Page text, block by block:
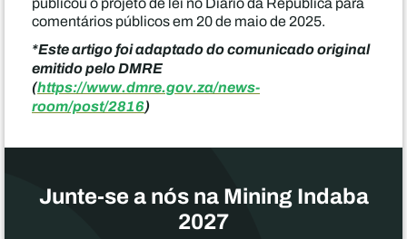
comentários públicos em 20 de maio de 2025.
*Este artigo foi adaptado do comunicado original
emitido pelo DMRE
(https://www.dmre.gov.za/news-
room/post/2816)
Junte-se a nós na Mining Indaba
2027